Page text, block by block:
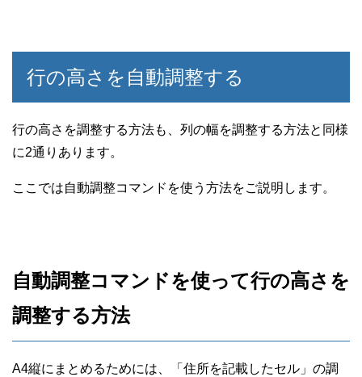
行の高さを自動調整する
行の高さを調整する方法も、列の幅を調整する方法と同様
に2通りあります。
ここでは自動調整コマンドを使う方法をご説明します。
自動調整コマンドを使って行の高さを
調整する方法
A4縦にまとめるためには、「住所を記載したセル」の調